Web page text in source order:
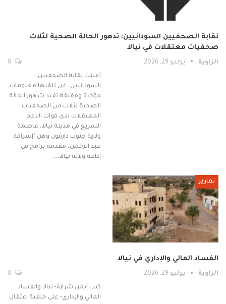
نقابة الصحفيين السودانيين: تدهور الحالة الصحية لثلاث
صحفيات معتقلات في نيالا
الزاوية يوليو 29, 2026
أعلنت نقابة الصحفيين
السودانيين، عن تلقيها معلومات
مؤكدة ومقلقة تفيد بتدهور الحالة
الصحية لثلاث من الصحفيات
المعتقلات لدى قوات الدعم
السريع في مدينة نيالا، عاصمة
ولاية جنوب دارفور، وهن "إشراقة
عبد الرحمن، مقدمة برامج في
إذاعة ولاية نيالا،…
تقارير
الفساد المالي والإداري في نيالا
الزاوية يوليو 29, 2026
كتب أيمن شرارة- نيالا والفساد
المالي والإداري- على خلفية اعتقال